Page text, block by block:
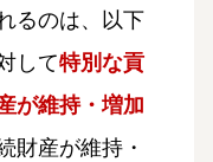
るのは、以下
して特別な貢
が維持・増加
財産が維持・